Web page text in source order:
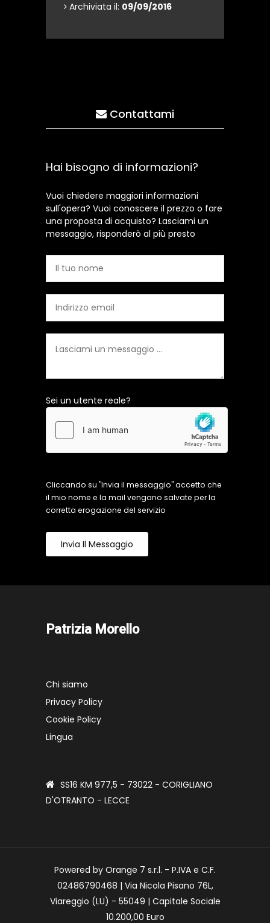
Archiviata il: 09/09/2016
Contattami
Hai bisogno di informazioni?
Vuoi chiedere maggiori informazioni
sull'opera? Vuoi conoscere il prezzo o fare
una proposta di acquisto? Lasciami un
messaggio, risponderò al più presto
Sei un utente reale?
Cliccando su "Invia il messaggio" accetto che
il mio nome e la mail vengano salvate per la
corretta erogazione del servizio
Invia Il Messaggio
Patrizia Morello
Chi siamo
Privacy Policy
Cookie Policy
Lingua
SS16 KM 977,5 - 73022 - CORIGLIANO
D'OTRANTO - LECCE
Powered by Orange 7 s.r.l. - P.IVA e C.F.
02486790468 | Via Nicola Pisano 76L,
Viareggio (LU) - 55049 | Capitale Sociale
10.200,00 Euro